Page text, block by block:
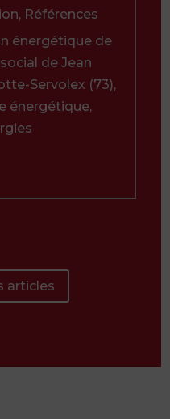
, Références
énergétique de
de Jean
Servolex (73),
énergétique,
articles